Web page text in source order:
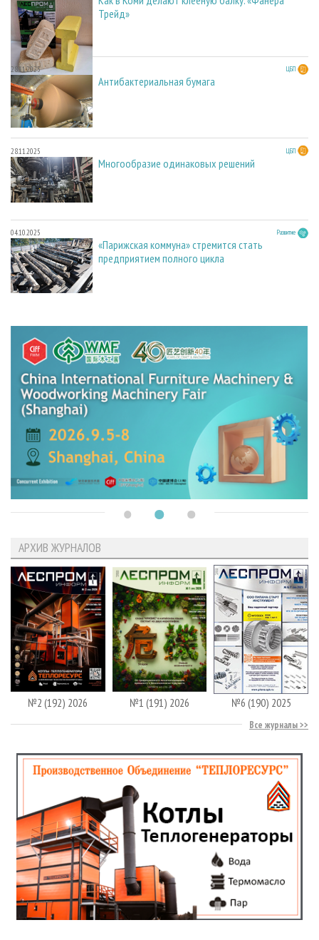
Трейд»
28.11.2025 ЦБП
Антибактериальная бумага
28.11.2025 ЦБП
Многообразие одинаковых решений
04.10.2025 Развитие
«Парижская коммуна» стремится стать
предприятием полного цикла
АРХИВ ЖУРНАЛОВ
№2 (192) 2026 №1 (191) 2026 №6 (190) 2025
Все журналы